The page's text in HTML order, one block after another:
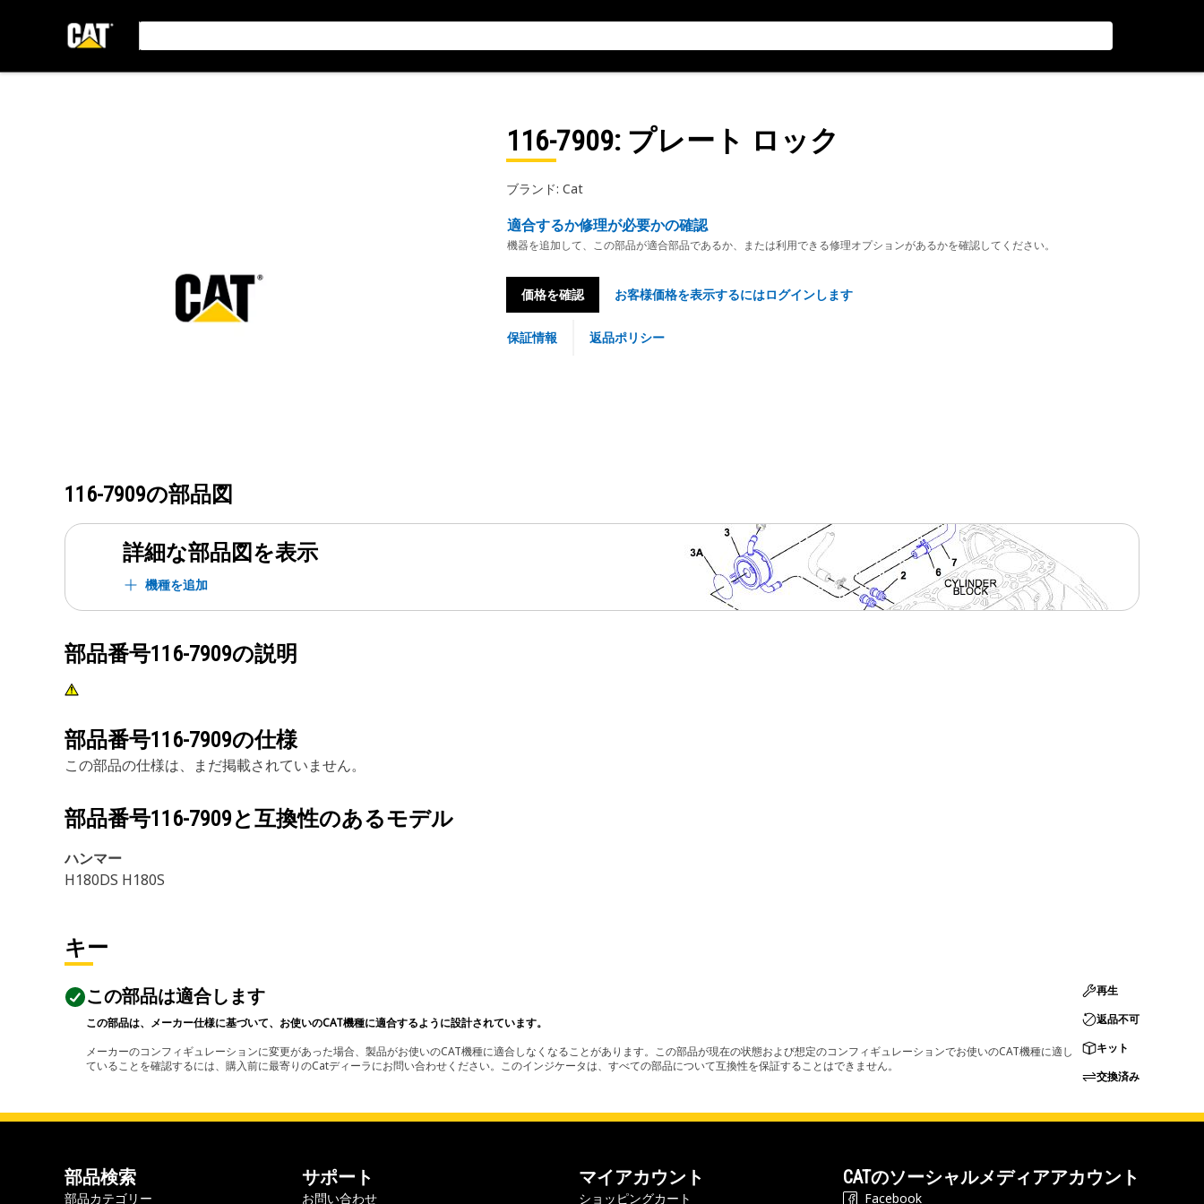
116-7909: プレート ロック
ブランド: Cat
適合するか修理が必要かの確認
機器を追加して、この部品が適合部品であるか、または利用できる修理オプションがあるかを確認してください。
価格を確認 お客様価格を表示するにはログインします
保証情報 返品ポリシー
116-7909の部品図
詳細な部品図を表示
機種を追加
部品番号116-7909の説明
部品番号116-7909の仕様
この部品の仕様は、まだ掲載されていません。
部品番号116-7909と互換性のあるモデル
ハンマー
H180DS H180S
キー
この部品は適合します
この部品は、メーカー仕様に基づいて、お使いのCAT機種に適合するように設計されています。
メーカーのコンフィギュレーションに変更があった場合、製品がお使いのCAT機種に適合しなくなることがあります。この部品が現在の状態および想定のコンフィギュレーションでお使いのCAT機種に適し
ていることを確認するには、購入前に最寄りのCatディーラにお問い合わせください。このインジケータは、すべての部品について互換性を保証することはできません。
再生
返品不可
キット
交換済み
部品検索
部品カテゴリー
サポート
お問い合わせ
マイアカウント
ショッピングカート
CATのソーシャルメディアアカウント
Facebook